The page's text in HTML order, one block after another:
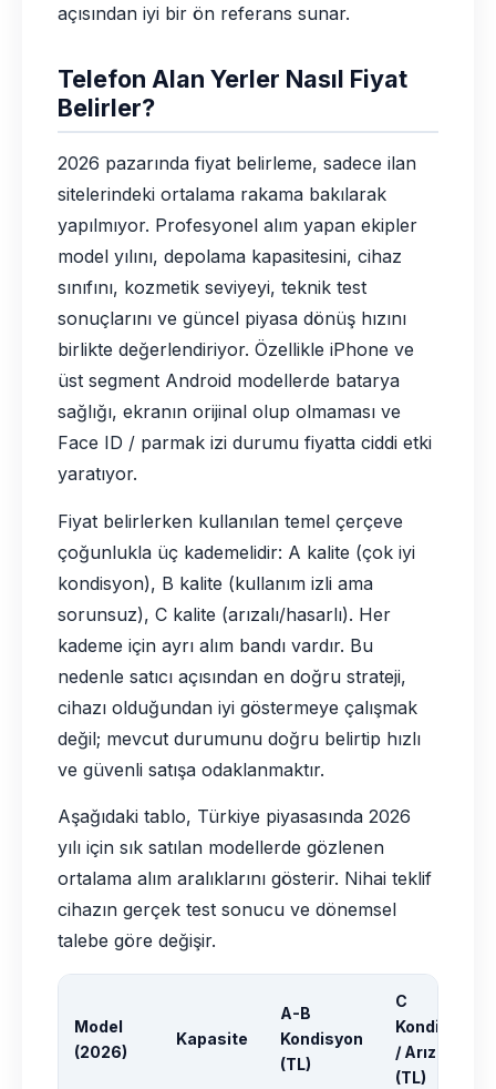
açısından iyi bir ön referans sunar.
Telefon Alan Yerler Nasıl Fiyat
Belirler?
2026 pazarında fiyat belirleme, sadece ilan
sitelerindeki ortalama rakama bakılarak
yapılmıyor. Profesyonel alım yapan ekipler
model yılını, depolama kapasitesini, cihaz
sınıfını, kozmetik seviyeyi, teknik test
sonuçlarını ve güncel piyasa dönüş hızını
birlikte değerlendiriyor. Özellikle iPhone ve
üst segment Android modellerde batarya
sağlığı, ekranın orijinal olup olmaması ve
Face ID / parmak izi durumu fiyatta ciddi etki
yaratıyor.
Fiyat belirlerken kullanılan temel çerçeve
çoğunlukla üç kademelidir: A kalite (çok iyi
kondisyon), B kalite (kullanım izli ama
sorunsuz), C kalite (arızalı/hasarlı). Her
kademe için ayrı alım bandı vardır. Bu
nedenle satıcı açısından en doğru strateji,
cihazı olduğundan iyi göstermeye çalışmak
değil; mevcut durumunu doğru belirtip hızlı
ve güvenli satışa odaklanmaktır.
Aşağıdaki tablo, Türkiye piyasasında 2026
yılı için sık satılan modellerde gözlenen
ortalama alım aralıklarını gösterir. Nihai teklif
cihazın gerçek test sonucu ve dönemsel
talebe göre değişir.
Model
(2026)
Kapasite
A-B
Kondisyon
(TL)
C
Kondisyon
/ Arızalı
(TL)